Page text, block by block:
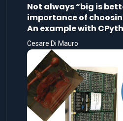
Not always “big is
importance of
An example with
Cesare Di Mauro